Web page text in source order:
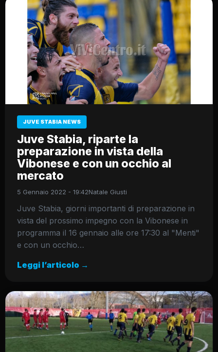
JUVE STABIA NEWS
Juve Stabia, riparte la
preparazione in vista della
Vibonese e con un occhio al
mercato
5 Gennaio 2022 - 19:42Natale Giusti
Juve Stabia, giorni importanti di preparazione in
vista del prossimo impegno con la Vibonese in
programma il 16 gennaio alle ore 17:30 al "Menti"
e con un occhio…
Leggi l’articolo →